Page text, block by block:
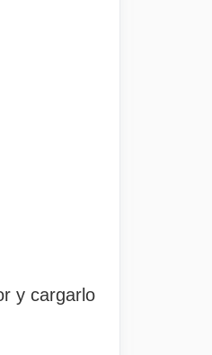
y cargarlo